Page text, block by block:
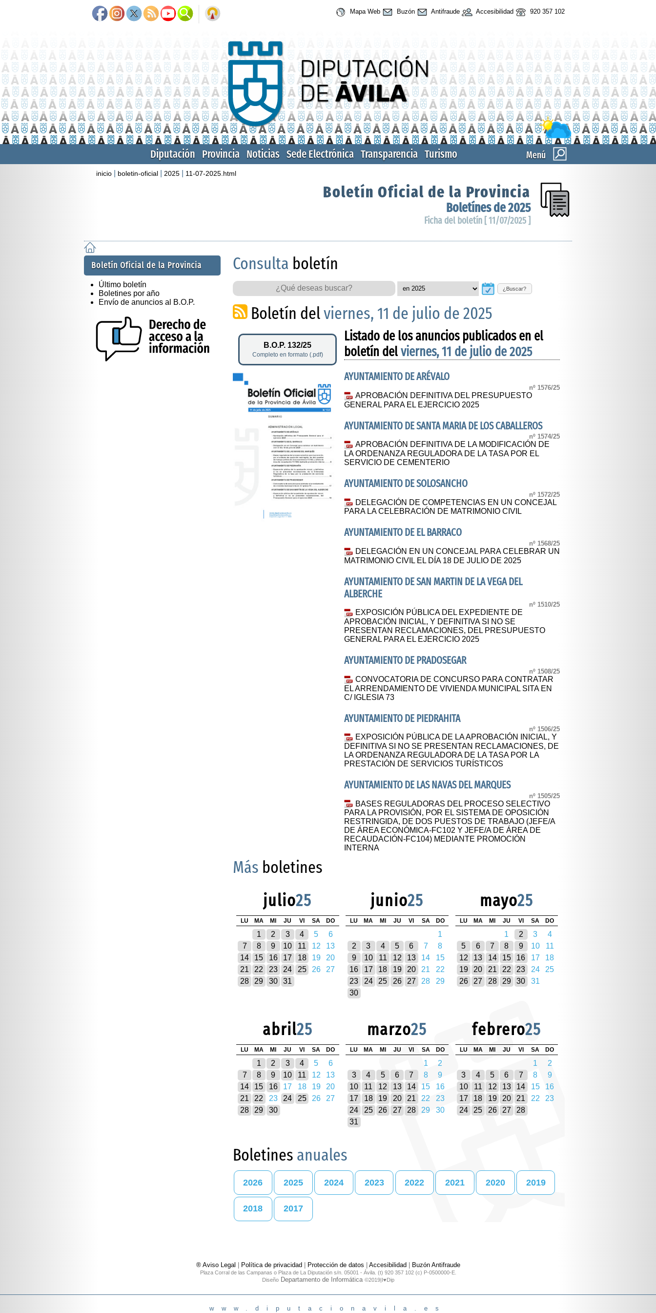
Mapa Web Buzón Antifraude Accesibilidad 920 357 102
Menú
Diputación Provincia Noticias Sede Electrónica Transparencia Turismo
inicio boletin-oficial 2025 11-07-2025.html
Boletín Oficial de la Provincia
Boletínes de 2025
Ficha del boletín [ 11/07/2025 ]
Boletín Oficial de la Provincia
Último boletín
Boletines por año
Envío de anuncios al B.O.P.
Consulta boletín
¿Buscar?
Boletín delviernes, 11 de julio de 2025
B.O.P. 132/25
Completo en formato (.pdf)
Listado de los anuncios publicados en el
boletín delviernes, 11 de julio de 2025
AYUNTAMIENTO DE ARÉVALO
nº 1576/25
APROBACIÓN DEFINITIVA DEL PRESUPUESTO
GENERAL PARA EL EJERCICIO 2025
AYUNTAMIENTO DE SANTA MARIA DE LOS CABALLEROS
nº 1574/25
APROBACIÓN DEFINITIVA DE LA MODIFICACIÓN DE
LA ORDENANZA REGULADORA DE LA TASA POR EL
SERVICIO DE CEMENTERIO
AYUNTAMIENTO DE SOLOSANCHO
nº 1572/25
DELEGACIÓN DE COMPETENCIAS EN UN CONCEJAL
PARA LA CELEBRACIÓN DE MATRIMONIO CIVIL
AYUNTAMIENTO DE EL BARRACO
nº 1568/25
DELEGACIÓN EN UN CONCEJAL PARA CELEBRAR UN
MATRIMONIO CIVIL EL DÍA 18 DE JULIO DE 2025
AYUNTAMIENTO DE SAN MARTIN DE LA VEGA DEL
ALBERCHE
nº 1510/25
EXPOSICIÓN PÚBLICA DEL EXPEDIENTE DE
APROBACIÓN INICIAL, Y DEFINITIVA SI NO SE
PRESENTAN RECLAMACIONES, DEL PRESUPUESTO
GENERAL PARA EL EJERCICIO 2025
AYUNTAMIENTO DE PRADOSEGAR
nº 1508/25
CONVOCATORIA DE CONCURSO PARA CONTRATAR
EL ARRENDAMIENTO DE VIVIENDA MUNICIPAL SITA EN
C/ IGLESIA 73
AYUNTAMIENTO DE PIEDRAHITA
nº 1506/25
EXPOSICIÓN PÚBLICA DE LA APROBACIÓN INICIAL, Y
DEFINITIVA SI NO SE PRESENTAN RECLAMACIONES, DE
LA ORDENANZA REGULADORA DE LA TASA POR LA
PRESTACIÓN DE SERVICIOS TURÍSTICOS
AYUNTAMIENTO DE LAS NAVAS DEL MARQUES
nº 1505/25
BASES REGULADORAS DEL PROCESO SELECTIVO
PARA LA PROVISIÓN, POR EL SISTEMA DE OPOSICIÓN
RESTRINGIDA, DE DOS PUESTOS DE TRABAJO (JEFE/A
DE ÁREA ECONÓMICA-FC102 Y JEFE/A DE ÁREA DE
RECAUDACIÓN-FC104) MEDIANTE PROMOCIÓN
INTERNA
Más boletines
julio25
LU MA MI JU VI SA DO
1 2 3 4 5
6
7
8 9 10 11 12
13
14
15 16 17 18 19
20
21
22 23 24 25 26
27
28
29 30 31
junio25
LU MA MI JU VI SA DO
1
2
3 4 5 6 7
8
9
10 11 12 13 14
15
16
17 18 19 20 21
22
23
24 25 26 27 28
29
30
mayo25
LU MA MI JU VI SA DO
1 2 3
4
5
6 7 8 9 10
11
12
13 14 15 16 17
18
19
20 21 22 23 24
25
26
27 28 29 30 31
abril25
LU MA MI JU VI SA DO
1 2 3 4 5
6
7
8 9 10 11 12
13
14
15 16 17 18 19
20
21
22 23 24 25 26
27
28
29 30
marzo25
LU MA MI JU VI SA DO
1
2
3
4 5 6 7 8
9
10
11 12 13 14 15
16
17
18 19 20 21 22
23
24
25 26 27 28 29
30
31
febrero25
LU MA MI JU VI SA DO
1
2
3
4 5 6 7 8
9
10
11 12 13 14 15
16
17
18 19 20 21 22
23
24
25 26 27 28
Boletines anuales
2026 2025 2024 2023 2022 2021 2020 2019
2018 2017
® Aviso Legal Política de privacidad Protección de datos Accesibilidad Buzón Antifraude
Plaza Corral de las Campanas o Plaza de La Diputación s/n. 05001 - Ávila. (t) 920 357 102 (c) P-0500000-E.
DiseñoDepartamento de Informática ©2019|I♥Dip
www.diputacionavila.es